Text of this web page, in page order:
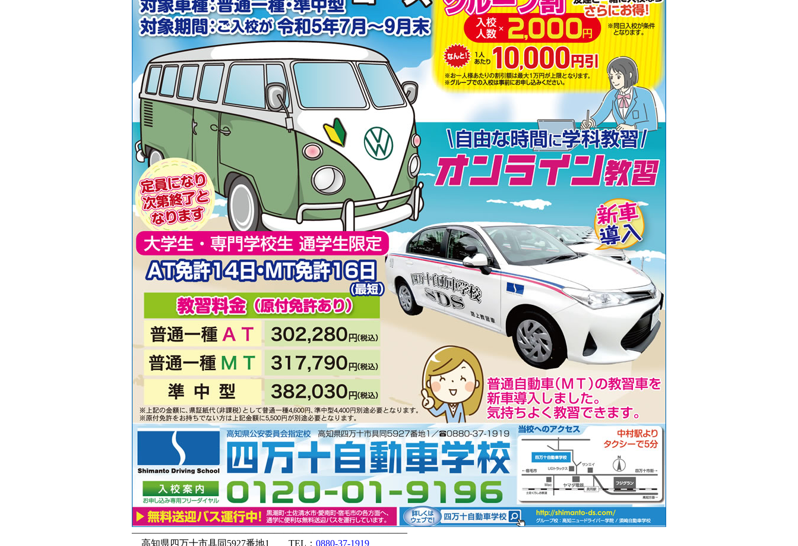
—————————————————————————————
高知県四万十市具同5927番地1 TEL： 0880-37-1919